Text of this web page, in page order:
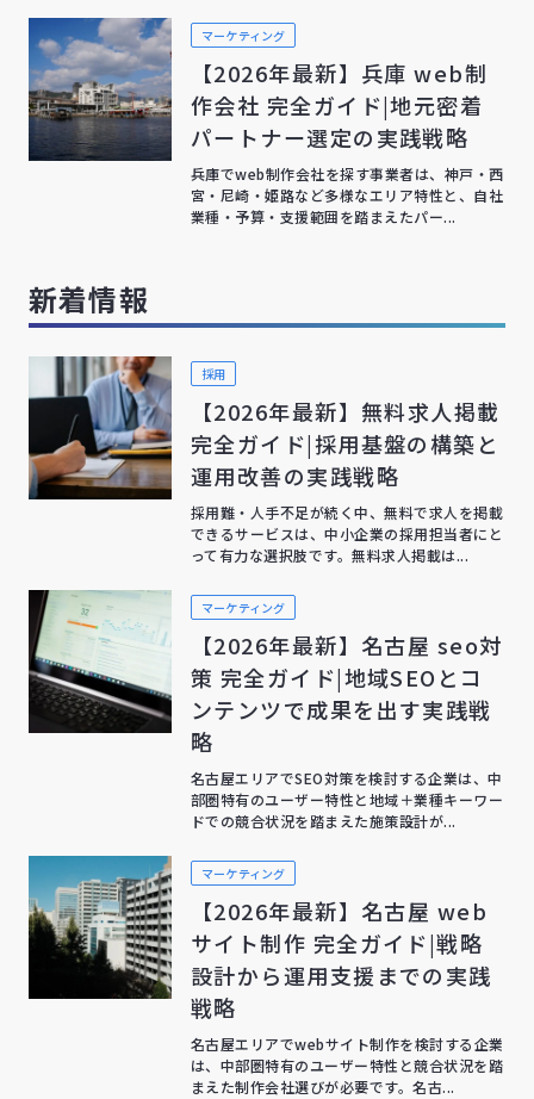
マーケティング
【2026年最新】兵庫 web制
作会社 完全ガイド|地元密着
パートナー選定の実践戦略
兵庫でweb制作会社を探す事業者は、神戸・西
宮・尼崎・姫路など多様なエリア特性と、自社
業種・予算・支援範囲を踏まえたパー...
新着情報
採用
【2026年最新】無料求人掲載
完全ガイド|採用基盤の構築と
運用改善の実践戦略
採用難・人手不足が続く中、無料で求人を掲載
できるサービスは、中小企業の採用担当者にと
って有力な選択肢です。無料求人掲載は...
マーケティング
【2026年最新】名古屋 seo対
策 完全ガイド|地域SEOとコ
ンテンツで成果を出す実践戦
略
名古屋エリアでSEO対策を検討する企業は、中
部圏特有のユーザー特性と地域＋業種キーワー
ドでの競合状況を踏まえた施策設計が...
マーケティング
【2026年最新】名古屋 web
サイト制作 完全ガイド|戦略
設計から運用支援までの実践
戦略
名古屋エリアでwebサイト制作を検討する企業
は、中部圏特有のユーザー特性と競合状況を踏
まえた制作会社選びが必要です。名古...